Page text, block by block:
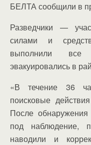
БЕЛТА сообщили в
Разведчики —
силами и
выполнили
эвакуировались в
«В течение 36
поисковые
После
под наблюдение,
наводили и